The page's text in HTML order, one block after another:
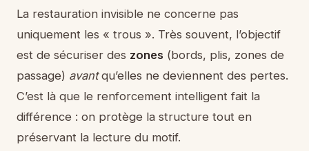
La restauration invisible ne concerne pas
uniquement les « trous ». Très souvent, l’objectif
est de sécuriser des zones (bords, plis, zones de
passage) avantqu’elles ne deviennent des pertes.
C’est là que le renforcement intelligent fait la
différence : on protège la structure tout en
préservant la lecture du motif.